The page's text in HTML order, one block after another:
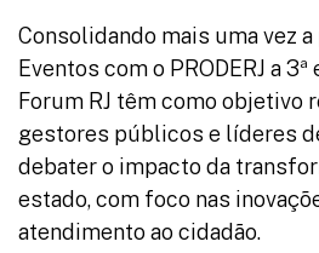
Consolidando mais uma vez
Eventos com o PRODERJ a
Forum RJ têm como objetivo
gestores públicos e líderes
debater o impacto da
estado, com foco nas
atendimento ao cidadão.